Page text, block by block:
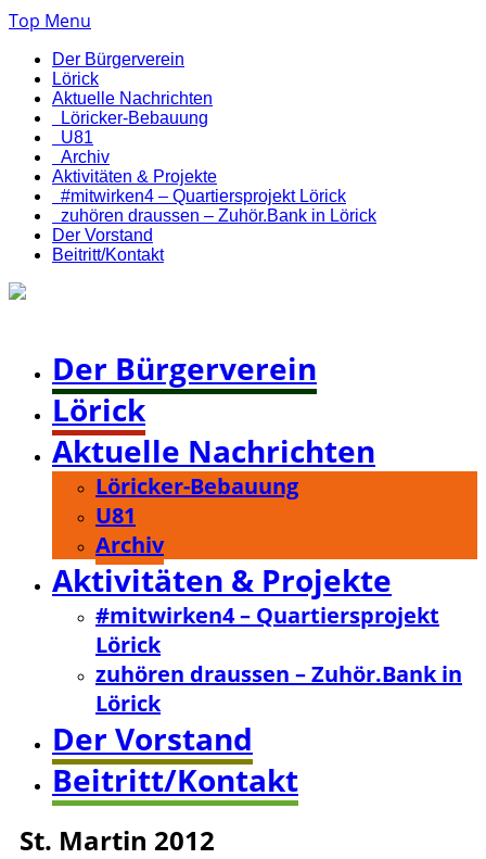
Top Menu
Der Bürgerverein
Lörick
Aktuelle Nachrichten
Löricker-Bebauung
U81
Archiv
Aktivitäten & Projekte
#mitwirken4 – Quartiersprojekt Lörick
zuhören draussen – Zuhör.Bank in Lörick
Der Vorstand
Beitritt/Kontakt
Der Bürgerverein
Lörick
Aktuelle Nachrichten
Löricker-Bebauung
U81
Archiv
Aktivitäten & Projekte
#mitwirken4 – Quartiersprojekt
Lörick
zuhören draussen – Zuhör.Bank in
Lörick
Der Vorstand
Beitritt/Kontakt
St. Martin 2012